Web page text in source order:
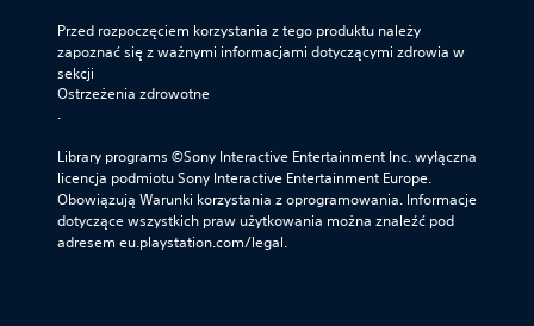
Przed rozpoczęciem korzystania z tego produktu należy
zapoznać się z ważnymi informacjami dotyczącymi zdrowia w
sekcji
Ostrzeżenia zdrowotne
.
Library programs ©Sony Interactive Entertainment Inc. wyłączna
licencja podmiotu Sony Interactive Entertainment Europe.
Obowiązują Warunki korzystania z oprogramowania. Informacje
dotyczące wszystkich praw użytkowania można znaleźć pod
adresem eu.playstation.com/legal.